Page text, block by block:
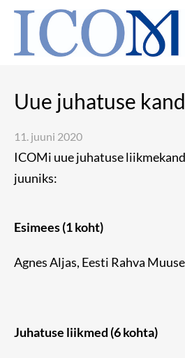
Uue juhatuse
11. juuni 2020
ICOMi uue juhatuse
juuniks:
Esimees (1 koht)
Agnes Aljas, Eesti Rahva
Juhatuse liikmed (6 kohta)